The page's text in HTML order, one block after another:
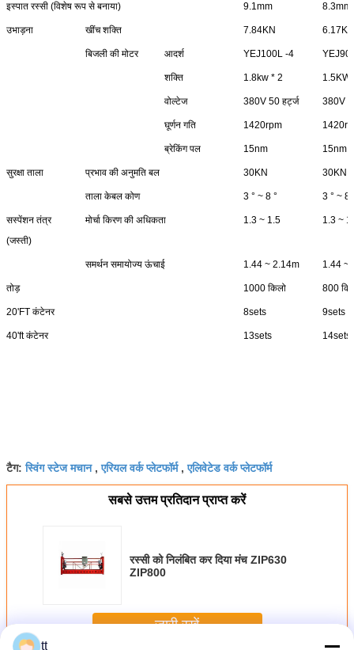
इस्पात रस्सी (विशेष रूप से बनाया) 9.1mm 8.3mm
उभाड़ना खींच शक्ति 7.84KN 6.17KN
बिजली की मोटर आदर्श YEJ100L -4
शक्ति 1.8kw * 2 1.5KW
वोल्टेज 380V 50 हर्ट्ज 380V
घूर्णन गति 1420rpm
ब्रेकिंग पल 15nm 15nm
सुरक्षा ताला प्रभाव की अनुमति बल 30KN 30KN
ताला केबल कोण 3 ° ~ 8 ° 3 ° ~ 8
सस्पेंशन तंत्र
(जस्ती)
मोर्चा किरण की अधिकता 1.3 ~ 1.5 1.3 ~
समर्थन समायोज्य ऊंचाई 1.44 ~ 2.14m 1.44 ~
तोड़ 1000 किलो 800
20'FT कंटेनर 8sets 9sets
40'ft कंटेनर 13sets 14sets
टैग:स्विंग स्टेज मचान,एरियल वर्क प्लेटफॉर्म,एलिवेटेड वर्क प्लेटफॉर्म
सबसे उत्तम प्रतिदान प्राप्त करें
रस्सी को निलंबित कर दिया मंच ZIP630
ZIP800
जारी रखें
tt